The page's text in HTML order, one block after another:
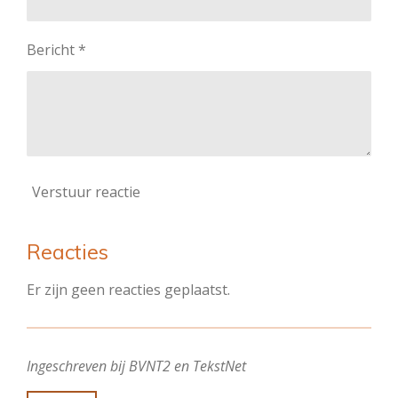
Bericht *
Verstuur reactie
Reacties
Er zijn geen reacties geplaatst.
Ingeschreven bij BVNT2 en TekstNet